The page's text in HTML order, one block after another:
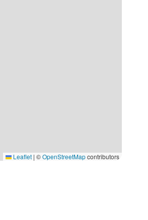
Leaflet | ©OpenStreetMapcontributors